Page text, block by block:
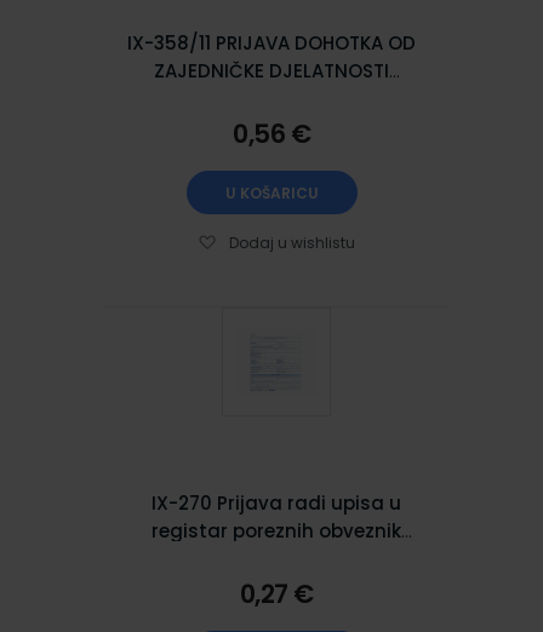
IX-358/11 PRIJAVA DOHOTKA OD
ZAJEDNIČKE DJELATNOSTI
21 cm
0,56 €
U KOŠARICU
Dodaj u wishlistu
IX-270 Prijava radi upisa u
registar poreznih obveznik
0,27 €